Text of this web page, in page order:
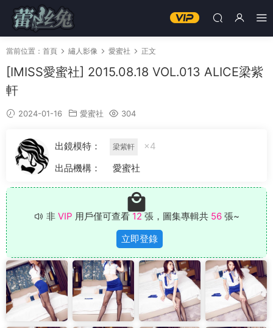
當前位置： 首頁 繡人影像 愛蜜社 正文
[IMISS愛蜜社] 2015.08.18 VOL.013 ALICE梁紫
軒
2024-01-16 愛蜜社 304
出鏡模特： 梁紫軒
×4
出品機構：
愛蜜社
非 VIP 用戶僅可查看 12 張，圖集專輯共 56張~
立即登錄